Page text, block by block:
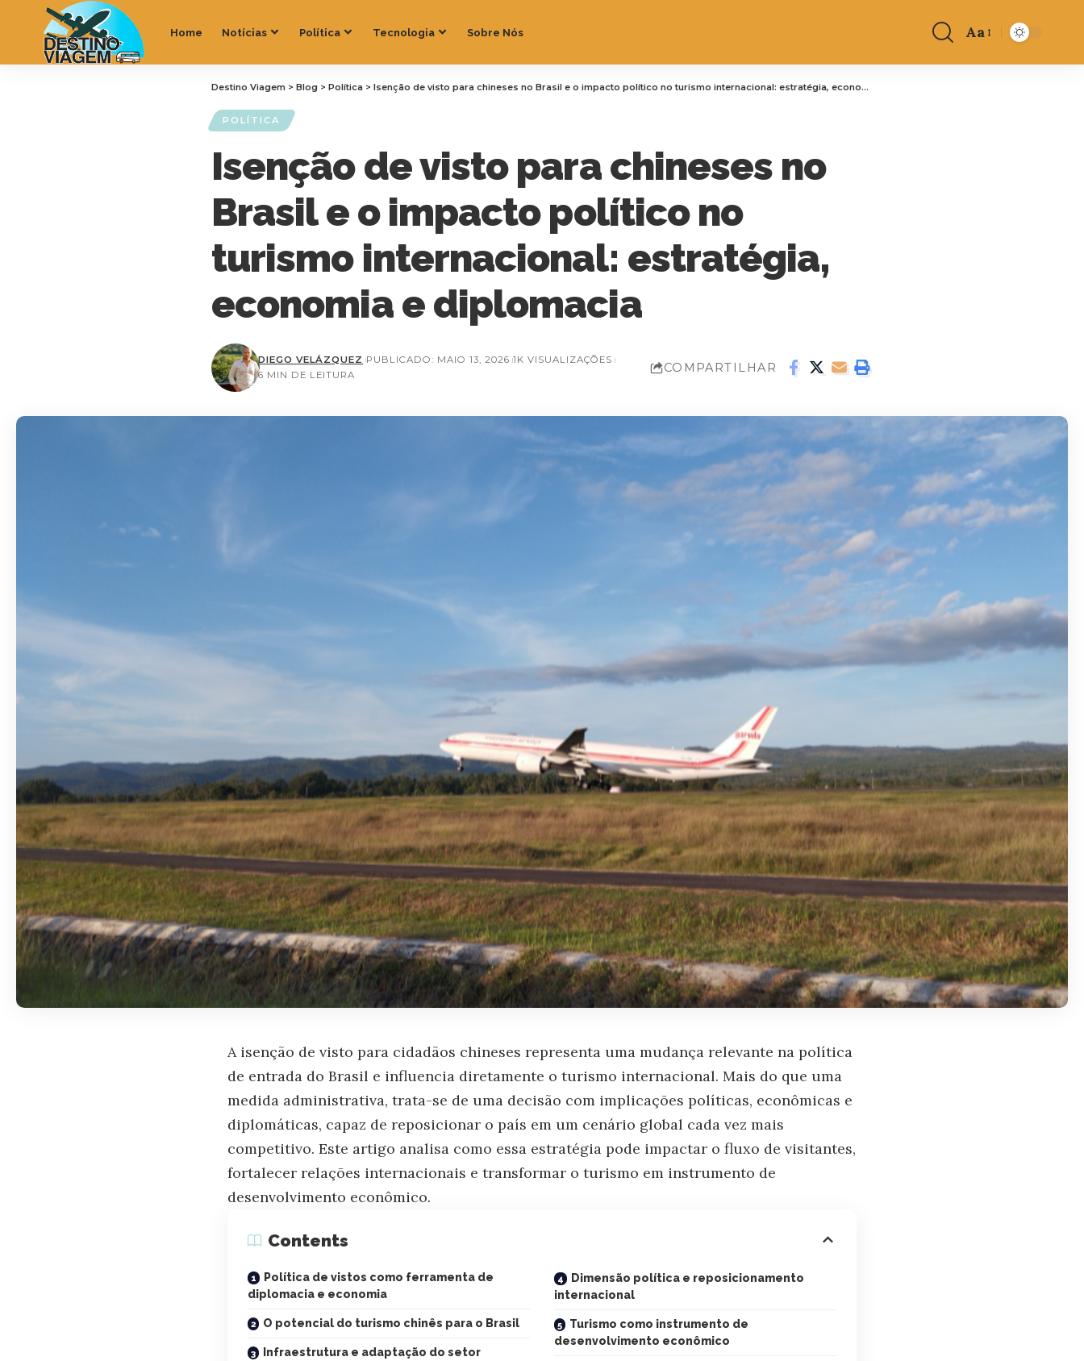
Home Notícias Política Tecnologia Sobre Nós Aa
Destino Viagem > Blog > Política > Isenção de visto para chineses no Brasil e o impacto político no turismo internacional: estratégia, economia e diplomacia
POLÍTICA
Isenção de visto para chineses no
Brasil e o impacto político no
turismo internacional: estratégia,
economia e diplomacia
DIEGO VELÁZQUEZ PUBLICADO: MAIO 13, 2026 1K VISUALIZAÇÕES
6 MIN DE LEITURA
COMPARTILHAR
A isenção de visto para cidadãos chineses representa uma mudança relevante na política
de entrada do Brasil e influencia diretamente o turismo internacional. Mais do que uma
medida administrativa, trata-se de uma decisão com implicações políticas, econômicas e
diplomáticas, capaz de reposicionar o país em um cenário global cada vez mais
competitivo. Este artigo analisa como essa estratégia pode impactar o fluxo de visitantes,
fortalecer relações internacionais e transformar o turismo em instrumento de
desenvolvimento econômico.
Contents
Política de vistos como ferramenta de
diplomacia e economia
O potencial do turismo chinês para o Brasil
Infraestrutura e adaptação do setor
Dimensão política e reposicionamento
internacional
Turismo como instrumento de
desenvolvimento econômico